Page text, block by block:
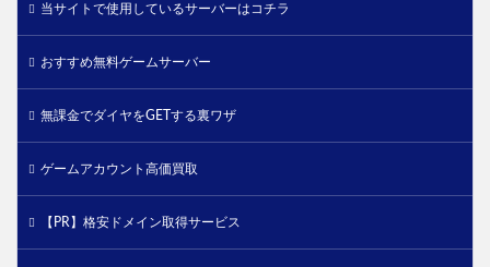
当サイトで使用しているサーバーはコチラ
おすすめ無料ゲームサーバー
無課金でダイヤをGETする裏ワザ
ゲームアカウント高価買取
【PR】格安ドメイン取得サービス